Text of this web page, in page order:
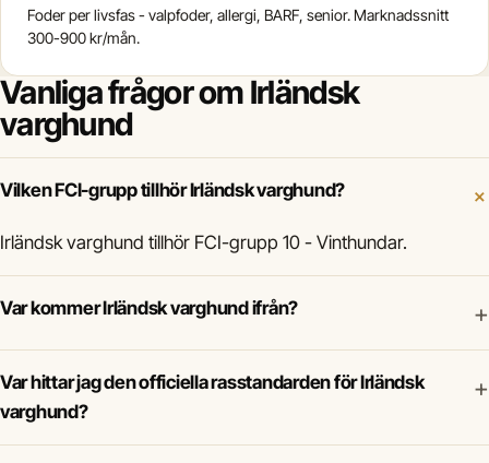
Foder per livsfas - valpfoder, allergi, BARF, senior. Marknadssnitt
300-900 kr/mån.
Vanliga frågor om Irländsk
varghund
Vilken FCI-grupp tillhör Irländsk varghund?
Irländsk varghund tillhör FCI-grupp 10 - Vinthundar.
Var kommer Irländsk varghund ifrån? +
Var hittar jag den officiella rasstandarden för Irländsk
varghund?
+